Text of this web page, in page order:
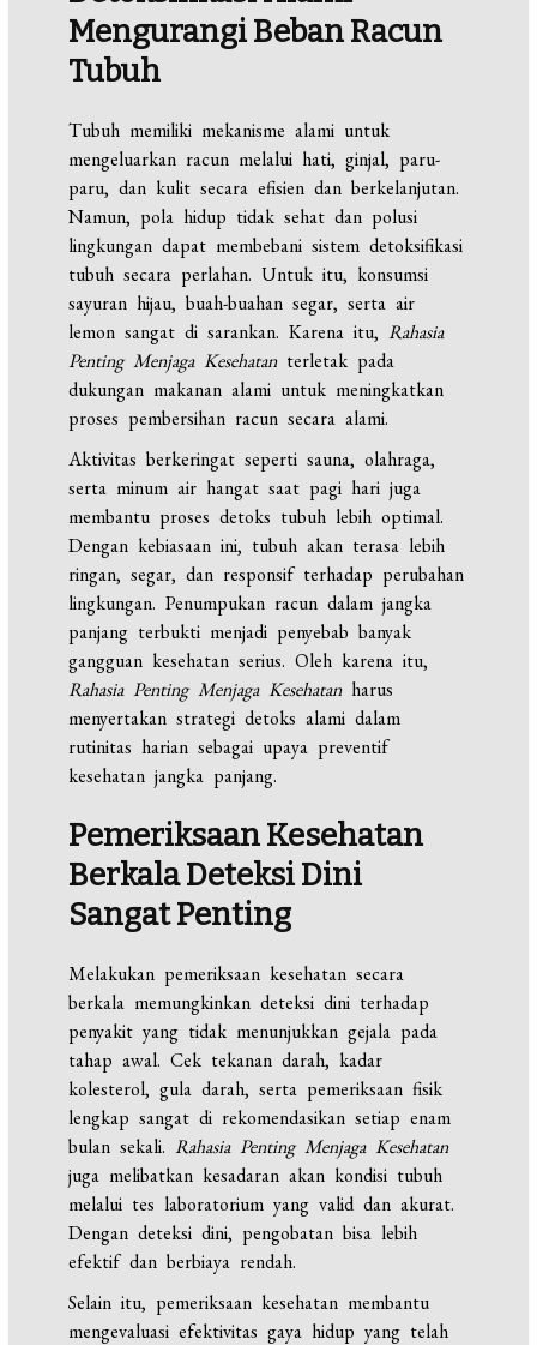
Mengurangi Beban Racun
Tubuh
Tubuh memiliki mekanisme alami untuk
mengeluarkan racun melalui hati, ginjal, paru-
paru, dan kulit secara efisien dan berkelanjutan.
Namun, pola hidup tidak sehat dan polusi
lingkungan dapat membebani sistem detoksifikasi
tubuh secara perlahan. Untuk itu, konsumsi
sayuran hijau, buah-buahan segar, serta air
lemon sangat di sarankan. Karena itu,Rahasia
Penting Menjaga Kesehatanterletak pada
dukungan makanan alami untuk meningkatkan
proses pembersihan racun secara alami.
Aktivitas berkeringat seperti sauna, olahraga,
serta minum air hangat saat pagi hari juga
membantu proses detoks tubuh lebih optimal.
Dengan kebiasaan ini, tubuh akan terasa lebih
ringan, segar, dan responsif terhadap perubahan
lingkungan. Penumpukan racun dalam jangka
panjang terbukti menjadi penyebab banyak
gangguan kesehatan serius. Oleh karena itu,
Rahasia Penting Menjaga Kesehatanharus
menyertakan strategi detoks alami dalam
rutinitas harian sebagai upaya preventif
kesehatan jangka panjang.
Pemeriksaan Kesehatan
Berkala Deteksi Dini
Sangat Penting
Melakukan pemeriksaan kesehatan secara
berkala memungkinkan deteksi dini terhadap
penyakit yang tidak menunjukkan gejala pada
tahap awal. Cek tekanan darah, kadar
kolesterol, gula darah, serta pemeriksaan fisik
lengkap sangat di rekomendasikan setiap enam
bulan sekali.Rahasia Penting Menjaga Kesehatan
juga melibatkan kesadaran akan kondisi tubuh
melalui tes laboratorium yang valid dan akurat.
Dengan deteksi dini, pengobatan bisa lebih
efektif dan berbiaya rendah.
Selain itu, pemeriksaan kesehatan membantu
mengevaluasi efektivitas gaya hidup yang telah